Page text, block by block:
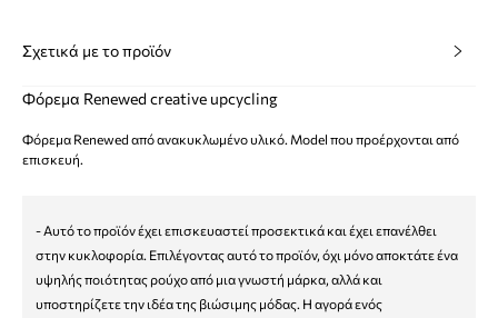
Σχετικά με το προϊόν
Φόρεμα Renewed creative upcycling
Φόρεμα Renewed από ανακυκλωμένο υλικό. Model που προέρχονται από
επισκευή.
- Αυτό το προϊόν έχει επισκευαστεί προσεκτικά και έχει επανέλθει
στην κυκλοφορία. Επιλέγοντας αυτό το προϊόν, όχι μόνο αποκτάτε ένα
υψηλής ποιότητας ρούχο από μια γνωστή μάρκα, αλλά και
υποστηρίζετε την ιδέα της βιώσιμης μόδας. Η αγορά ενός